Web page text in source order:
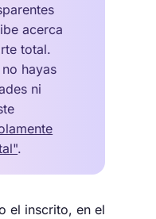
acerca
total.
hayas
ni
.
el inscrito, en el